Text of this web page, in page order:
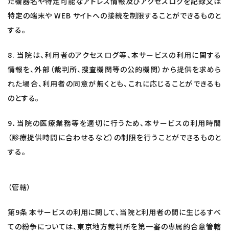
特定の端末や WEB サイトへの接続を制限することができるものと
する。
8. 当院は、利用者のアクセスログ等、本サービスの利用に関する
情報を、外部（裁判所、捜査機関等の公的機関）から提供を求めら
れた場合、利用者の同意が無くとも、これに応じることができるも
のとする。
9．当院の医療業務等を適切に行うため、本サービスの利用時間
（診療提供時間に合わせるなど）の制限を行うことができるものと
する。
（管轄）
第9条 本サービスの利用に関して、当院と利用者の間に生じるすべ
ての紛争については、東京地方裁判所を第一審の専属的合意管轄